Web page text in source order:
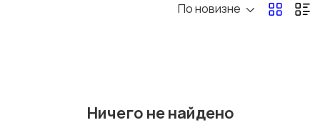
По новизне
Ничего не найдено